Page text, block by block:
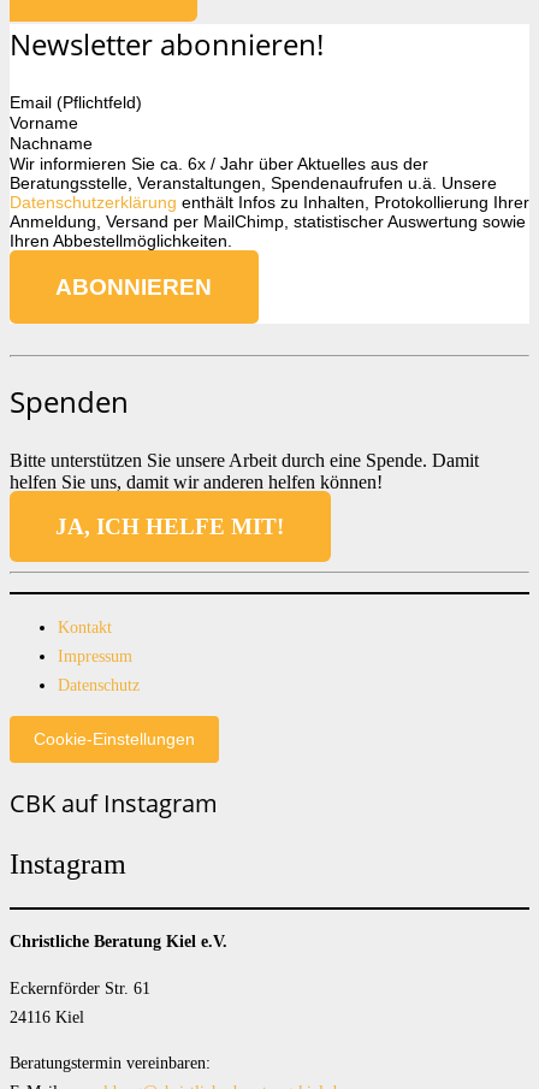
Newsletter abonnieren!
Email (Pflichtfeld)
Vorname
Nachname
Wir informieren Sie ca. 6x / Jahr über Aktuelles aus der
Beratungsstelle, Veranstaltungen, Spendenaufrufen u.ä. Unsere
Datenschutzerklärung enthält Infos zu Inhalten, Protokollierung Ihrer
Anmeldung, Versand per MailChimp, statistischer Auswertung sowie
Ihren Abbestellmöglichkeiten.
Spenden
Bitte unterstützen Sie unsere Arbeit durch eine Spende. Damit
helfen Sie uns, damit wir anderen helfen können!
JA, ICH HELFE MIT!
Kontakt
Impressum
Datenschutz
Cookie-Einstellungen
CBK auf Instagram
Instagram
Christliche Beratung Kiel e.V.
Eckernförder Str. 61
24116 Kiel
Beratungstermin vereinbaren: